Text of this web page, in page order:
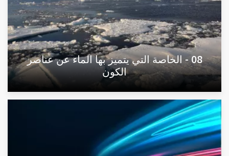
08 - الخاصة التي يتميز بها الماء عن عناصر
الكون